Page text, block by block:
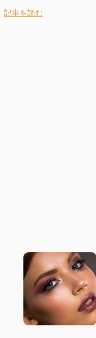
記事を読む